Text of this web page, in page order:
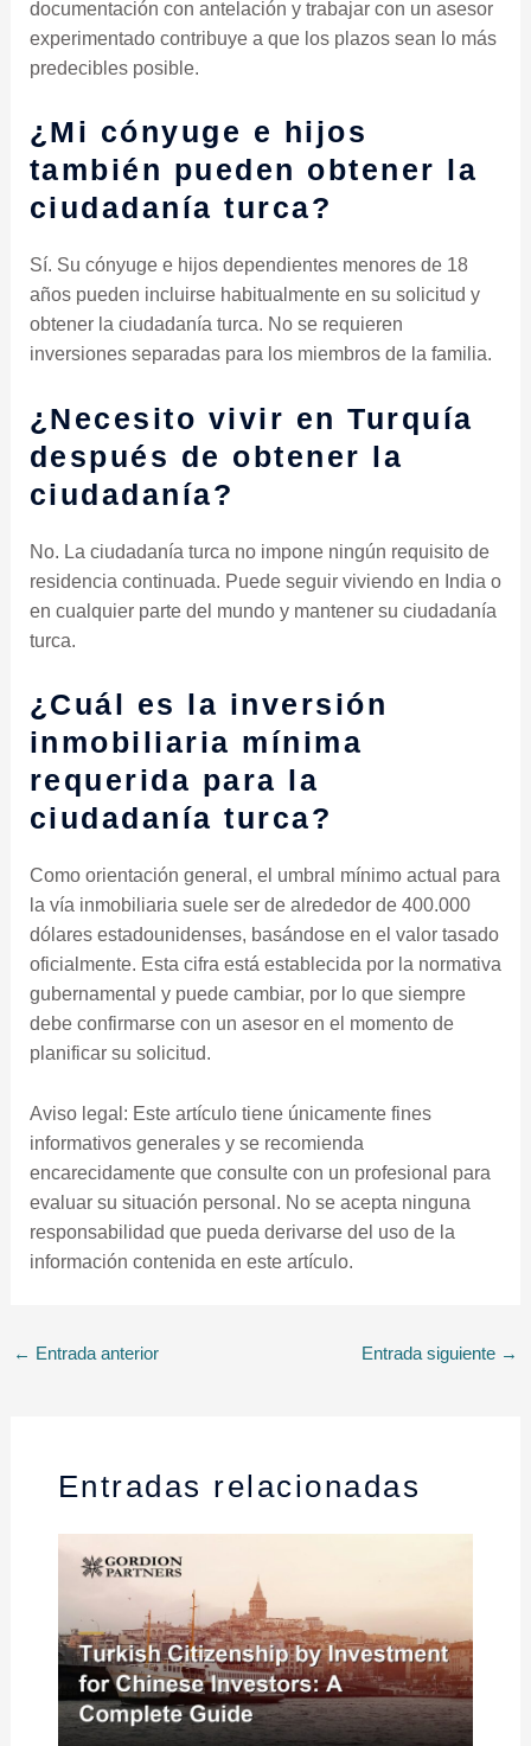
documentación con antelación y trabajar con un asesor
experimentado contribuye a que los plazos sean lo más
predecibles posible.
¿Mi cónyuge e hijos
también pueden obtener la
ciudadanía turca?
Sí. Su cónyuge e hijos dependientes menores de 18
años pueden incluirse habitualmente en su solicitud y
obtener la ciudadanía turca. No se requieren
inversiones separadas para los miembros de la familia.
¿Necesito vivir en Turquía
después de obtener la
ciudadanía?
No. La ciudadanía turca no impone ningún requisito de
residencia continuada. Puede seguir viviendo en India o
en cualquier parte del mundo y mantener su ciudadanía
turca.
¿Cuál es la inversión
inmobiliaria mínima
requerida para la
ciudadanía turca?
Como orientación general, el umbral mínimo actual para
la vía inmobiliaria suele ser de alrededor de 400.000
dólares estadounidenses, basándose en el valor tasado
oficialmente. Esta cifra está establecida por la normativa
gubernamental y puede cambiar, por lo que siempre
debe confirmarse con un asesor en el momento de
planificar su solicitud.
Aviso legal: Este artículo tiene únicamente fines
informativos generales y se recomienda
encarecidamente que consulte con un profesional para
evaluar su situación personal. No se acepta ninguna
responsabilidad que pueda derivarse del uso de la
información contenida en este artículo.
← Entrada anterior Entrada siguiente →
Entradas relacionadas